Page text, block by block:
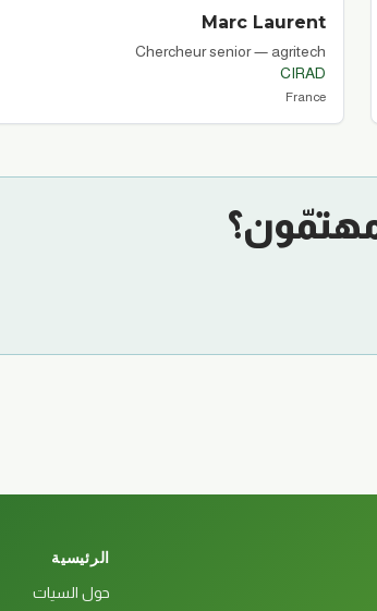
Marc Laurent
Chercheur senior — agritech
CIRAD
France
مهتمّون؟
الرئيسية
حول السيات